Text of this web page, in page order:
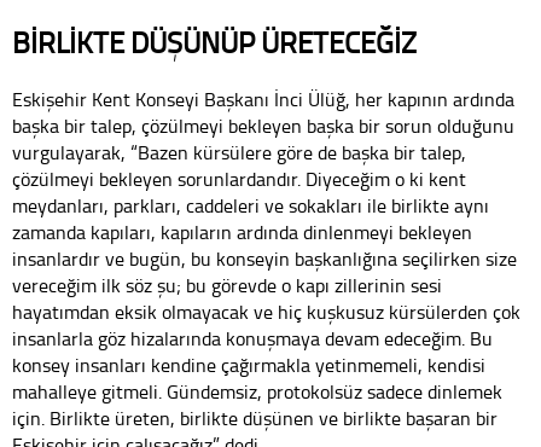
BİRLİKTE DÜŞÜNÜP ÜRETECEĞİZ
Eskişehir Kent Konseyi Başkanı İnci Ülüğ, her kapının ardında
başka bir talep, çözülmeyi bekleyen başka bir sorun olduğunu
vurgulayarak, “Bazen kürsülere göre de başka bir talep,
çözülmeyi bekleyen sorunlardandır. Diyeceğim o ki kent
meydanları, parkları, caddeleri ve sokakları ile birlikte aynı
zamanda kapıları, kapıların ardında dinlenmeyi bekleyen
insanlardır ve bugün, bu konseyin başkanlığına seçilirken size
vereceğim ilk söz şu; bu görevde o kapı zillerinin sesi
hayatımdan eksik olmayacak ve hiç kuşkusuz kürsülerden çok
insanlarla göz hizalarında konuşmaya devam edeceğim. Bu
konsey insanları kendine çağırmakla yetinmemeli, kendisi
mahalleye gitmeli. Gündemsiz, protokolsüz sadece dinlemek
için. Birlikte üreten, birlikte düşünen ve birlikte başaran bir